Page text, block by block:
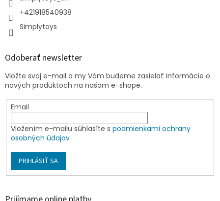
+421918540938
Simplytoys
Odoberať newsletter
Vložte svoj e-mail a my Vám budeme zasielať informácie o
nových produktoch na našom e-shope.
Email
Vložením e-mailu súhlasíte s podmienkami ochrany
osobných údajov
PRIHLÁSIŤ SA